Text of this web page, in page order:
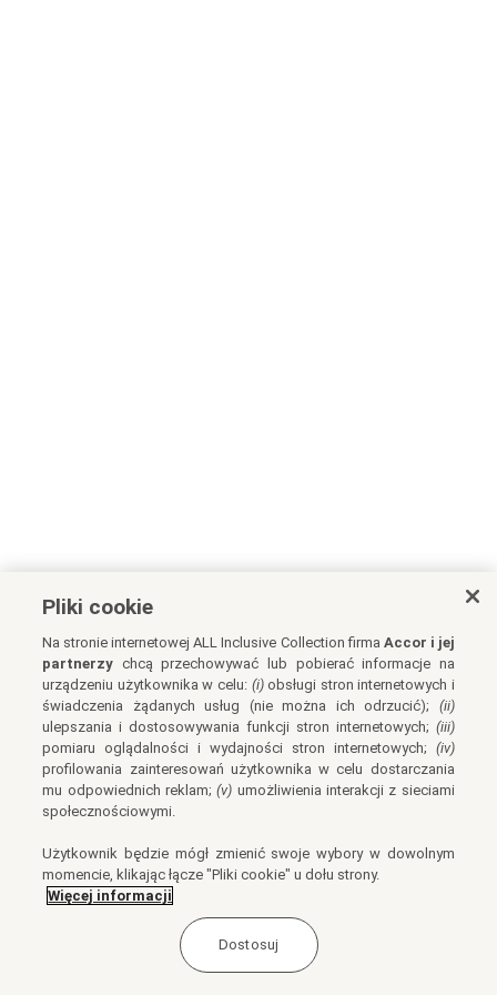
Pliki cookie
Na stronie internetowej ALL Inclusive Collection firma Accor i jej
partnerzy chcą przechowywać lub pobierać informacje na
urządzeniu użytkownika w celu: (i)obsługi stron internetowych i
świadczenia żądanych usług (nie można ich odrzucić); (ii)
ulepszania i dostosowywania funkcji stron internetowych; (iii)
pomiaru oglądalności i wydajności stron internetowych; (iv)
profilowania zainteresowań użytkownika w celu dostarczania
mu odpowiednich reklam;(v) umożliwienia interakcji z sieciami
społecznościowymi.
Użytkownik będzie mógł zmienić swoje wybory w dowolnym
momencie, klikając łącze "Pliki cookie" u dołu strony.
Więcej informacji
Dostosuj